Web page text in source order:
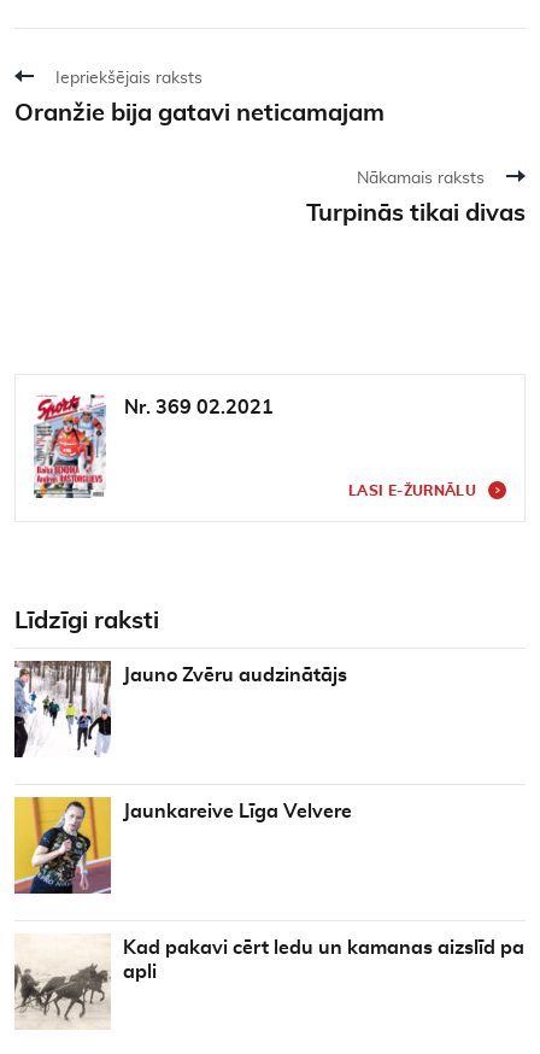
Iepriekšējais raksts
Oranžie bija gatavi neticamajam
Nākamais raksts
Turpinās tikai divas
Nr. 369 02.2021
LASI E-ŽURNĀLU
Līdzīgi raksti
Jauno Zvēru audzinātājs
Jaunkareive Līga Velvere
Kad pakavi cērt ledu un kamanas aizslīd pa
apli